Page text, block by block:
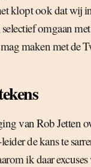
klopt ook dat wij
omgaan
maken met de
van Rob Jetten
de kans te
ik daar